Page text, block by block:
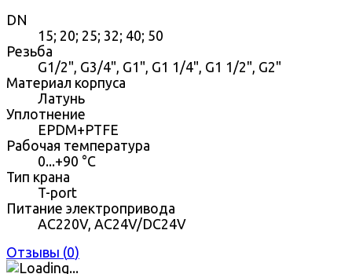
DN
15; 20; 25; 32; 40; 50
Резьба
G1/2", G3/4", G1", G1 1/4", G1 1/2", G2"
Материал корпуса
Латунь
Уплотнение
EPDM+PTFE
Рабочая температура
0...+90 °С
Тип крана
T-port
Питание электропривода
AC220V, AC24V/DC24V
Отзывы (0)